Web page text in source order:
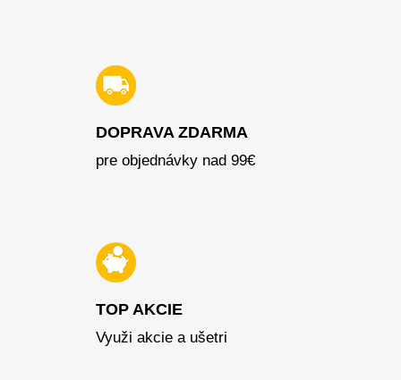
DOPRAVA ZDARMA
pre objednávky nad 99€
TOP AKCIE
Využi akcie a ušetri